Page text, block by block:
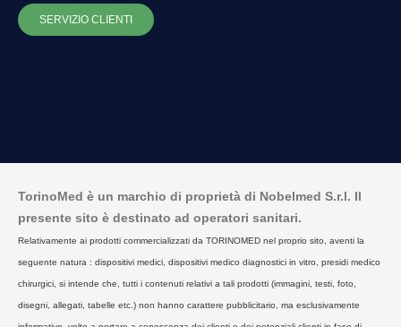
SERVIZIO CLIENTI
TorinoMed è un marchio di proprietà di Nobelmed S.r.l. Il
presente sito è destinato ad operatori sanitari.
Relativamente ai prodotti commercializzati da TORINOMED nel proprio sito, aventi la
seguente natura : dispositivi medici, dispositivi medico diagnostici in vitro, presidi medico
chirurgici, si intende che, tutti i contenuti relativi a tali prodotti (immagini, testi, foto,
disegni, allegati, tabelle etc.) non hanno carattere pubblicitario, ma esclusivamente